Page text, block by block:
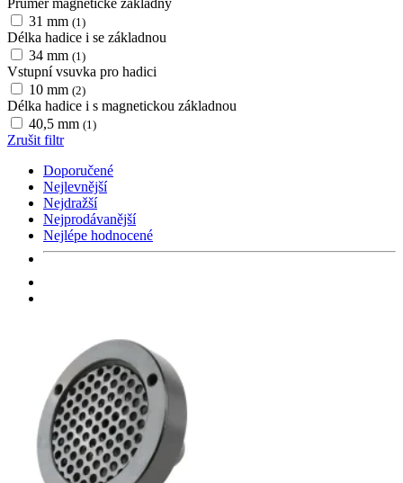
Průměr magnetické základny
31 mm (1)
Délka hadice i se základnou
34 mm (1)
Vstupní vsuvka pro hadici
10 mm (2)
Délka hadice i s magnetickou základnou
40,5 mm (1)
Zrušit filtr
Doporučené
Nejlevnější
Nejdražší
Nejprodávanější
Nejlépe hodnocené